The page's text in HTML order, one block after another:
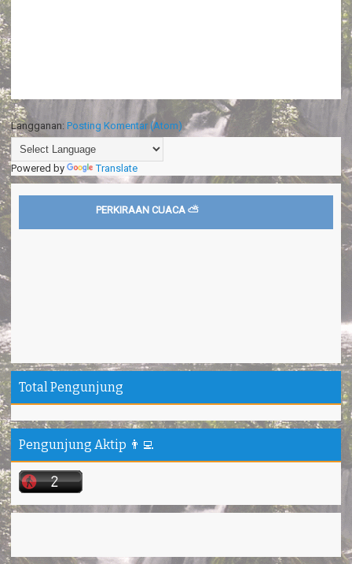
Langganan: Posting Komentar (Atom)
Powered by Translate
PERKIRAAN CUACA ⛅
Total Pengunjung
Pengunjung Aktip 👨‍💻